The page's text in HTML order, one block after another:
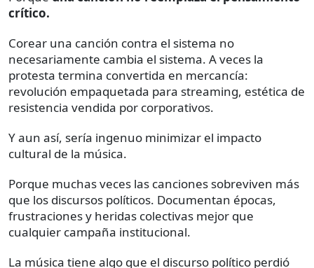
crítico.
Corear una canción contra el sistema no
necesariamente cambia el sistema. A veces la
protesta termina convertida en mercancía:
revolución empaquetada para streaming, estética de
resistencia vendida por corporativos.
Y aun así, sería ingenuo minimizar el impacto
cultural de la música.
Porque muchas veces las canciones sobreviven más
que los discursos políticos. Documentan épocas,
frustraciones y heridas colectivas mejor que
cualquier campaña institucional.
La música tiene algo que el discurso político perdió